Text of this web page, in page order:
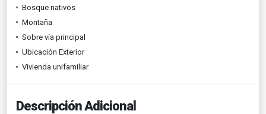
Bosque nativos
Montaña
Sobre vía principal
Ubicación Exterior
Vivienda unifamiliar
Descripción Adicional